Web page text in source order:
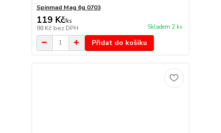
Spinmad Mag 6g 0703
119 Kč/ks
98 Kč bez DPH Skladem 2 ks
Přidat do košíku